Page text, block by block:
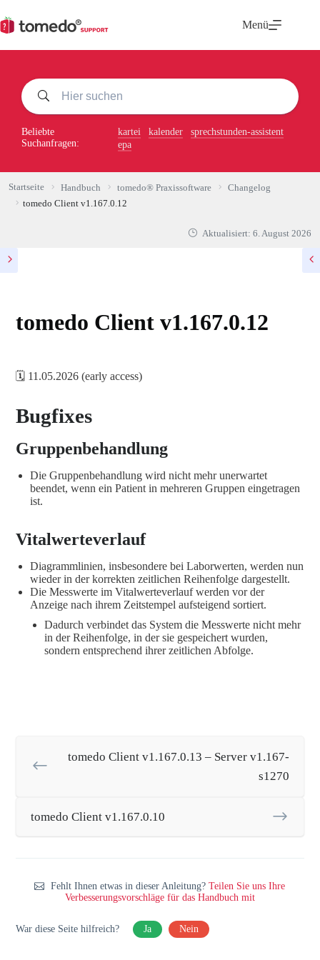
Inhalt
springen
Menü
Beliebte
Suchanfragen:
kartei kalender
sprechstunden-assistent
epa
Startseite Handbuch tomedo® Praxissoftware
Changelog
tomedo Client v1.167.0.12
Aktualisiert: 6. August 2026
tomedo Client v1.167.0.12
🗓️ 11.05.2026 (early access)
Bugfixes
Gruppenbehandlung
Die Gruppenbehandlung wird nicht mehr unerwartet
beendet, wenn ein Patient in mehreren Gruppen eingetragen
ist.
Vitalwerteverlauf
Diagrammlinien, insbesondere bei Laborwerten, werden nun
wieder in der korrekten zeitlichen Reihenfolge dargestellt.
Die Messwerte im Vitalwerteverlauf werden vor der
Anzeige nach ihrem Zeitstempel aufsteigend sortiert.
Dadurch verbindet das System die Messwerte nicht mehr
in der Reihenfolge, in der sie gespeichert wurden,
sondern entsprechend ihrer zeitlichen Abfolge.
tomedo Client v1.167.0.13 – Server v1.167-
s1270
tomedo Client v1.167.0.10
Fehlt Ihnen etwas in dieser Anleitung?Teilen Sie uns Ihre
Verbesserungsvorschläge für das Handbuch mit
War diese Seite hilfreich? Ja Nein